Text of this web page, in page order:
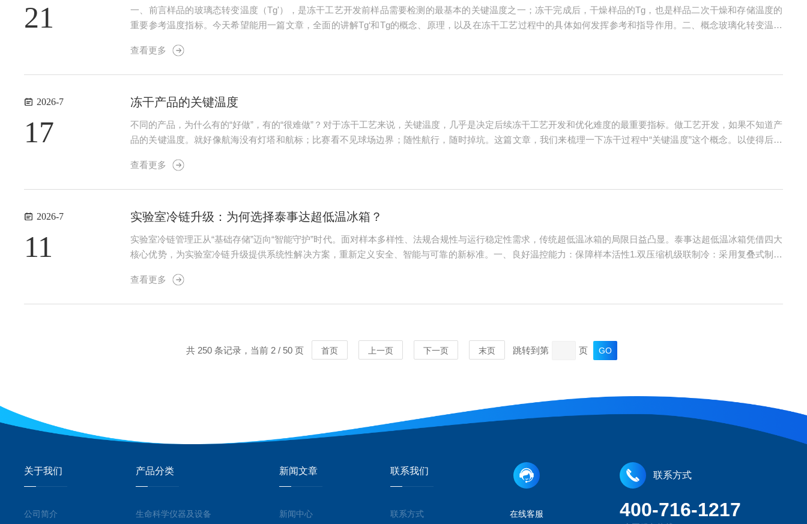
21
一、前言样品的玻璃态转变温度（Tg'），是冻干工艺开发前样品需要检测的最基本的关键温度之一；冻干完成后，干燥样品的Tg，也是样品二次干燥和存储温度的
重要参考温度指标。今天希望能用一篇文章，全面的讲解Tg‘和Tg的概念、原理，以及在冻干工艺过程中的具体如何发挥参考和指导作用。二、概念玻璃化转变温度
化就导致冷冻浓缩溶液黏度的显著增加同...
查看更多
2026-7
17
冻干产品的关键温度
不同的产品，为什么有的“好做”，有的“很难做”？对于冻干工艺来说，关键温度，几乎是决定后续冻干工艺开发和优化难度的最重要指标。做工艺开发，如果不知道产
品的关键温度。就好像航海没有灯塔和航标；比赛看不见球场边界；随性航行，随时掉坑。这篇文章，我们来梳理一下冻干过程中“关键温度”这个概念。以使得后续
g')、干燥物质的玻璃态转变...
查看更多
2026-7
11
实验室冷链升级：为何选择泰事达超低温冰箱？
实验室冷链管理正从“基础存储”迈向“智能守护”时代。面对样本多样性、法规合规性与运行稳定性需求，传统超低温冰箱的局限日益凸显。泰事达超低温冰箱凭借四大
核心优势，为实验室冷链升级提供系统性解决方案，重新定义安全、智能与可靠的新标准。一、良好温控能力：保障样本活性1.双压缩机级联制冷：采用复叠式制冷
统材料降低90%...
查看更多
共 250 条记录，当前 2 / 50 页 首页 上一页 下一页 末页 跳转到第 页
关于我们
公司简介
产品分类
生命科学仪器及设备
新闻文章
新闻中心
联系我们
联系方式 在线客服
联系方式
400-716-1217